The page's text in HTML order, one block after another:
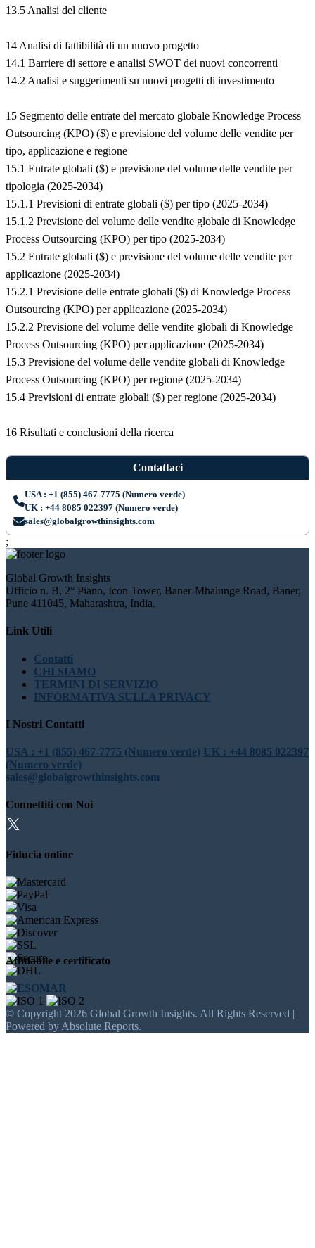
13.5 Analisi del cliente
14 Analisi di fattibilità di un nuovo progetto
14.1 Barriere di settore e analisi SWOT dei nuovi concorrenti
14.2 Analisi e suggerimenti su nuovi progetti di investimento
15 Segmento delle entrate del mercato globale Knowledge Process
Outsourcing (KPO) ($) e previsione del volume delle vendite per
tipo, applicazione e regione
15.1 Entrate globali ($) e previsione del volume delle vendite per
tipologia (2025-2034)
15.1.1 Previsioni di entrate globali ($) per tipo (2025-2034)
15.1.2 Previsione del volume delle vendite globale di Knowledge
Process Outsourcing (KPO) per tipo (2025-2034)
15.2 Entrate globali ($) e previsione del volume delle vendite per
applicazione (2025-2034)
15.2.1 Previsione delle entrate globali ($) di Knowledge Process
Outsourcing (KPO) per applicazione (2025-2034)
15.2.2 Previsione del volume delle vendite globali di Knowledge
Process Outsourcing (KPO) per applicazione (2025-2034)
15.3 Previsione del volume delle vendite globali di Knowledge
Process Outsourcing (KPO) per regione (2025-2034)
15.4 Previsioni di entrate globali ($) per regione (2025-2034)
16 Risultati e conclusioni della ricerca
Contattaci
USA : +1 (855) 467-7775 (Numero verde)
UK : +44 8085 022397 (Numero verde)
sales@globalgrowthinsights.com
;
Global Growth Insights
Ufficio n. B, 2° Piano, Icon Tower, Baner-Mhalunge Road, Baner,
Pune 411045, Maharashtra, India.
Link Utili
Contatti
CHI SIAMO
TERMINI DI SERVIZIO
INFORMATIVA SULLA PRIVACY
I Nostri Contatti
USA : +1 (855) 467-7775 (Numero verde) UK : +44 8085 022397
(Numero verde)
sales@globalgrowthinsights.com
Connettiti con Noi
Fiducia online
Affidabile e certificato
© Copyright 2026 Global Growth Insights. All Rights Reserved |
Powered by Absolute Reports.